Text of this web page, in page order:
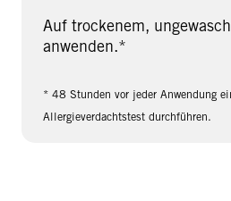
Auf trockenem,
anwenden.*
* 48 Stunden vor jeder Anwendung
Allergieverdachtstest durchführen.